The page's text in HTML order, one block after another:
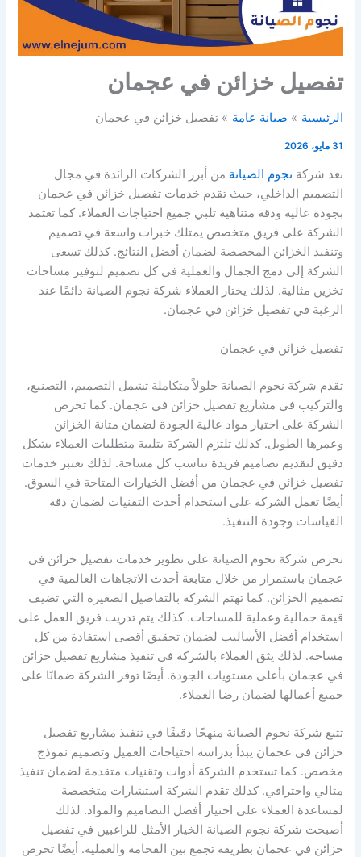
تفصيل خزائن في عجمان
الرئيسية صيانة عامة تفصيل خزائن في عجمان
31 مايو، 2026
تعد شركة نجوم الصيانة من أبرز الشركات الرائدة في مجال
التصميم الداخلي، حيث تقدم خدمات تفصيل خزائن في عجمان
بجودة عالية ودقة متناهية تلبي جميع احتياجات العملاء. كما تعتمد
الشركة على فريق متخصص يمتلك خبرات واسعة في تصميم
وتنفيذ الخزائن المخصصة لضمان أفضل النتائج. كذلك تسعى
الشركة إلى دمج الجمال والعملية في كل تصميم لتوفير مساحات
تخزين مثالية. لذلك يختار العملاء شركة نجوم الصيانة دائمًا عند
الرغبة في تفصيل خزائن في عجمان.
تفصيل خزائن في عجمان
تقدم شركة نجوم الصيانة حلولاً متكاملة تشمل التصميم، التصنيع،
والتركيب في مشاريع تفصيل خزائن في عجمان. كما تحرص
الشركة على اختيار مواد عالية الجودة لضمان متانة الخزائن
وعمرها الطويل. كذلك تلتزم الشركة بتلبية متطلبات العملاء بشكل
دقيق لتقديم تصاميم فريدة تناسب كل مساحة. لذلك تعتبر خدمات
تفصيل خزائن في عجمان من أفضل الخيارات المتاحة في السوق.
أيضًا تعمل الشركة على استخدام أحدث التقنيات لضمان دقة
القياسات وجودة التنفيذ.
تحرص شركة نجوم الصيانة على تطوير خدمات تفصيل خزائن في
عجمان باستمرار من خلال متابعة أحدث الاتجاهات العالمية في
تصميم الخزائن. كما تهتم الشركة بالتفاصيل الصغيرة التي تضيف
قيمة جمالية وعملية للمساحات. كذلك يتم تدريب فريق العمل على
استخدام أفضل الأساليب لضمان تحقيق أقصى استفادة من كل
مساحة. لذلك يثق العملاء بالشركة في تنفيذ مشاريع تفصيل خزائن
في عجمان بأعلى مستويات الجودة. أيضًا توفر الشركة ضمانًا على
جميع أعمالها لضمان رضا العملاء.
تتبع شركة نجوم الصيانة منهجًا دقيقًا في تنفيذ مشاريع تفصيل
خزائن في عجمان يبدأ بدراسة احتياجات العميل وتصميم نموذج
مخصص. كما تستخدم الشركة أدوات وتقنيات متقدمة لضمان تنفيذ
مثالي واحترافي. كذلك تقدم الشركة استشارات متخصصة
لمساعدة العملاء على اختيار أفضل التصاميم والمواد. لذلك
أصبحت شركة نجوم الصيانة الخيار الأمثل للراغبين في تفصيل
خزائن في عجمان بطريقة تجمع بين الفخامة والعملية. أيضًا تحرص